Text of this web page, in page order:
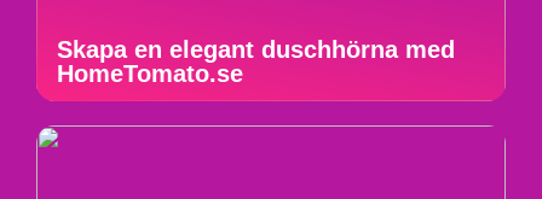
Skapa en elegant duschhörna med
HomeTomato.se